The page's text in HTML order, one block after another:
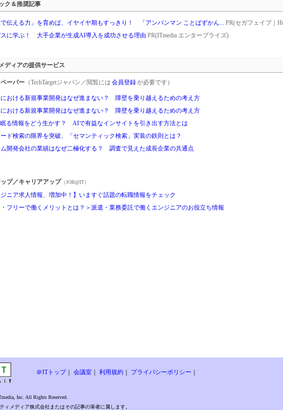
ク＆推奨記事
で伝える力」を育めば、イヤイヤ期もすっきり！ 「アンパンマン ことばずかん... PR(セガフェイブ｜
に学ぶ！ 大手企業が生成AI導入を成功させる理由 PR(ITmedia エンタープライズ)
ディアの提供サービス
ーパー （TechTargetジャパン／閲覧には 会員登録が必要です）
おける新規事業開発はなぜ進まない？ 障壁を乗り越えるための考え方
おける新規事業開発はなぜ進まない？ 障壁を乗り越えるための考え方
る情報をどう生かす？ AIで有益なインサイトを引き出す方法とは
ド検索の限界を突破、「セマンティック検索」実装の鉄則とは？
開発会社の業績はなぜ二極化する？ 調査で見えた成長企業の共通点
プ／キャリアアップ （JOB@IT）
ジニア求人情報、増加中！】いますぐ話題の転職情報をチェック
・フリーで働くメリットとは？＞派遣・業務委託で働くエンジニアのお役立ち情報
＠ITトップ｜ 会議室 利用規約 プライバシーポリシー
Inc. All Rights Reserved.
ィメディア株式会社またはその記事の筆者に属します。